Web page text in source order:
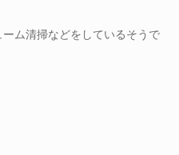
ム清掃などをしているそうで